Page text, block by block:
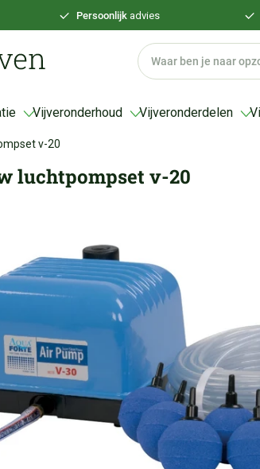
Persoonlijk advies
Vijveronderhoud Vijveronderdelen
v-20
luchtpompset v-20